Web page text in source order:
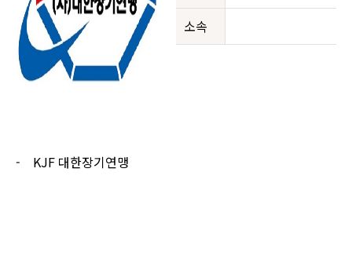
소속
- KJF 대한장기연맹